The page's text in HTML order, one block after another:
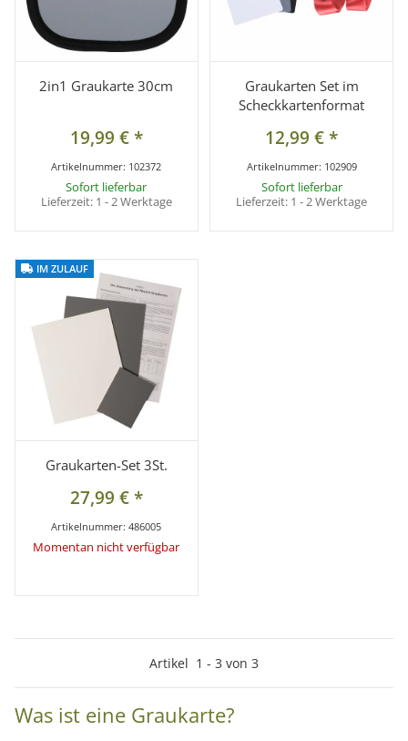
2in1 Graukarte 30cm
19,99 €*
Artikelnummer: 102372
Sofort lieferbar
Lieferzeit: 1 - 2 Werktage
Graukarten Set im
Scheckkartenformat
12,99 €*
Artikelnummer: 102909
Sofort lieferbar
Lieferzeit: 1 - 2 Werktage
IM ZULAUF
IM ZULAUF
Graukarten-Set 3St.
27,99 €*
Artikelnummer:486005
Momentan nicht verfügbar
Artikel 1 - 3 von 3
Was ist eine Graukarte?